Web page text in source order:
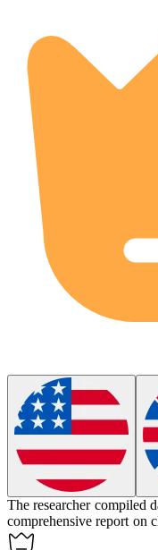
The researcher compiled
comprehensive report on